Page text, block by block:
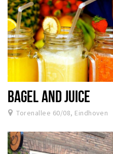
BAGEL AND JUICE
Torenallee 60/08, Eindhoven